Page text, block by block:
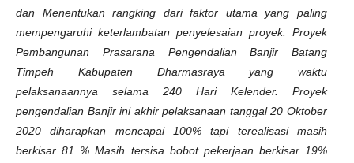
dan Menentukan rangking dari faktor utama yang paling
mempengaruhi keterlambatan penyelesaian proyek. Proyek
Pembangunan Prasarana Pengendalian Banjir Batang
Timpeh Kabupaten Dharmasraya yang waktu
pelaksanaannya selama 240 Hari Kelender. Proyek
pengendalian Banjir ini akhir pelaksanaan tanggal 20 Oktober
2020 diharapkan mencapai 100% tapi terealisasi masih
berkisar 81 % Masih tersisa bobot pekerjaan berkisar 19%